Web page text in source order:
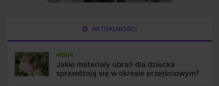
AKTUALNOŚCI
MODA
Jakie materiały ubrań dla dziecka
sprawdzają się w okresie przejściowym?